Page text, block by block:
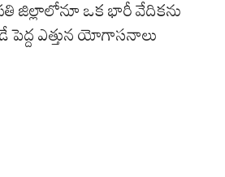
ప్రతి జిల్లాలోనూ ఒక భారీ వేదికను
పెద్ద ఎత్తున యోగాసనాలు